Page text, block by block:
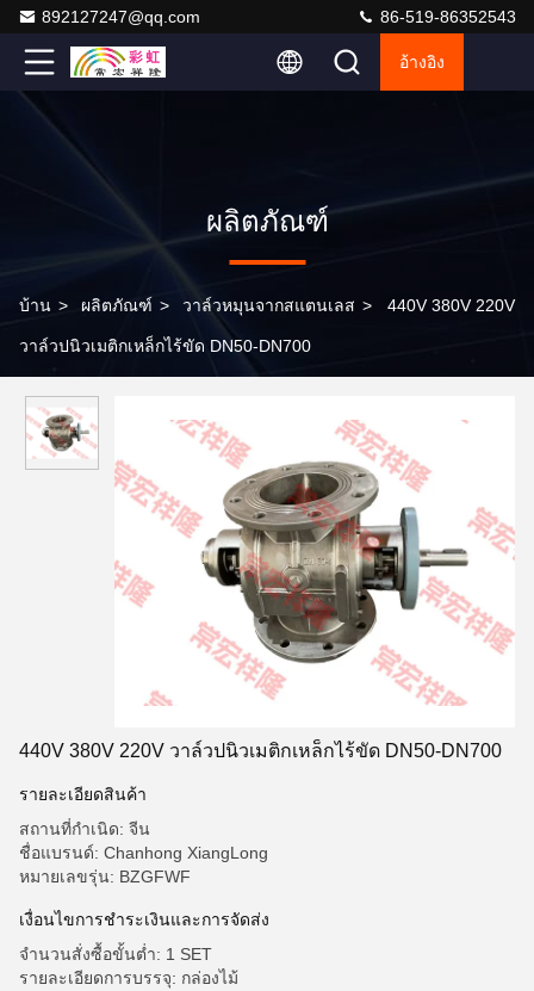
892127247@qq.com 86-519-86352543
อ้างอิง
ผลิตภัณฑ์
บ้าน > ผลิตภัณฑ์ > วาล์วหมุนจากสแตนเลส > 440V 380V 220V
วาล์วปนิวเมติกเหล็กไร้ขัด DN50-DN700
440V 380V 220V วาล์วปนิวเมติกเหล็กไร้ขัด DN50-DN700
รายละเอียดสินค้า
สถานที่กำเนิด: จีน
ชื่อแบรนด์: Chanhong XiangLong
หมายเลขรุ่น: BZGFWF
เงื่อนไขการชําระเงินและการจัดส่ง
จำนวนสั่งซื้อขั้นต่ำ: 1 SET
รายละเอียดการบรรจุ: กล่องไม้